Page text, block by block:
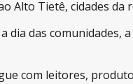
Tietê, cidades da
das comunidades,
com leitores,